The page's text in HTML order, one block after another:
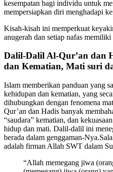
kesempatan bagi individu untuk
mempersiapkan diri menghadapi
Kisah-kisah ini memperkuat
anugerah dan setiap nafas
Dalil-Dalil Al-Qur’an dan
dan Kematian, Mati suri
Islam memberikan panduan yang
kehidupan dan kematian, yang
dihubungkan dengan fenomena
Qur’an dan Hadis banyak
“saudara” kematian, dan
hidup dan mati. Dalil-dalil ini
berada dalam genggaman-
adalah firman Allah SWT dalam
“Allah memegang jiwa